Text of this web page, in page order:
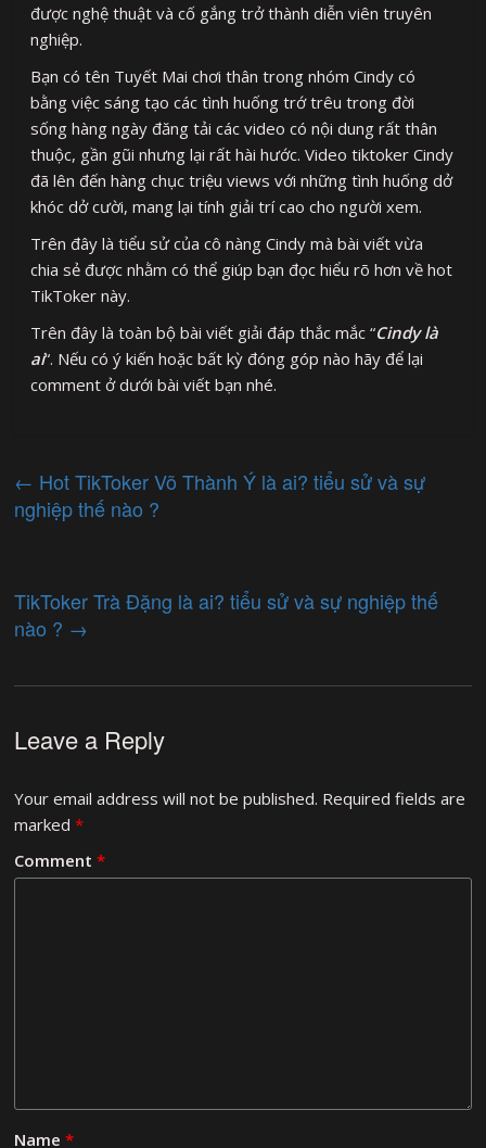
được nghệ thuật và cố gắng trở thành diễn viên truyên
nghiệp.
Bạn có tên Tuyết Mai chơi thân trong nhóm Cindy có
bằng việc sáng tạo các tình huống trớ trêu trong đời
sống hàng ngày đăng tải các video có nội dung rất thân
thuộc, gần gũi nhưng lại rất hài hước. Video tiktoker Cindy
đã lên đến hàng chục triệu views với những tình huống dở
khóc dở cười, mang lại tính giải trí cao cho người xem.
Trên đây là tiểu sử của cô nàng Cindy mà bài viết vừa
chia sẻ được nhằm có thể giúp bạn đọc hiểu rõ hơn về hot
TikToker này.
Trên đây là toàn bộ bài viết giải đáp thắc mắc “Cindy là
ai“. Nếu có ý kiến hoặc bất kỳ đóng góp nào hãy để lại
comment ở dưới bài viết bạn nhé.
← Hot TikToker Võ Thành Ý là ai? tiểu sử và sự
nghiệp thế nào ?
TikToker Trà Đặng là ai? tiểu sử và sự nghiệp thế
nào ? →
Leave a Reply
Your email address will not be published. Required fields are
marked*
Comment*
Name*